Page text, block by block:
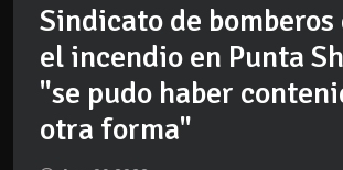
Sindicato de
el incendio en Punta
"se pudo haber
otra forma"